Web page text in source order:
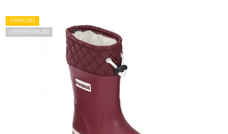
VÝPRODEJ
EXTERNÍ SKLAD